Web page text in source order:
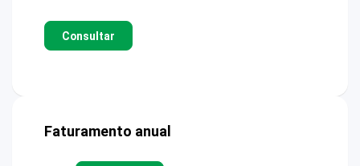
Consultar
Faturamento anual